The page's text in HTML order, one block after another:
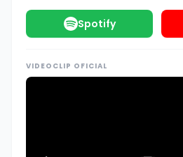
Spotify
VIDEOCLIP OFICIAL